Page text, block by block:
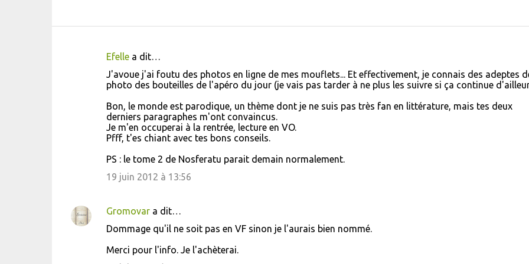
r
e
Efellea dit…
J'avoue j'ai foutu des photos en ligne de mes mouflets... Et effectivement, je connais des adeptes
photo des bouteilles de l'apéro du jour (je vais pas tarder à ne plus les suivre si ça continue
Bon, le monde est parodique, un thème dont je ne suis pas très fan en littérature, mais tes deux
derniers paragraphes m'ont convaincus.
Je m'en occuperai à la rentrée, lecture en VO.
Pfff, t'es chiant avec tes bons conseils.
PS : le tome 2 de Nosferatu parait demain normalement.
19 juin 2012 à 13:56
Gromovara dit…
Dommage qu'il ne soit pas en VF sinon je l'aurais bien nommé.
Merci pour l'info. Je l'achèterai.